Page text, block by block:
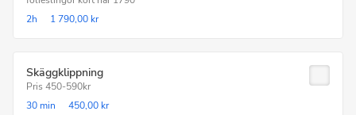
2h
1 790,00 kr
Skäggklippning
Pris 450-590kr
30 min
450,00 kr